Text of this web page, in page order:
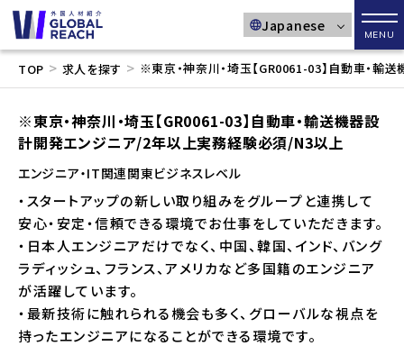
メ
TOP > 求人を探す > ※東京・神奈川・埼玉【GR0061-03】自動車・
※東京・神奈川・埼玉【GR0061-03】自動車・輸送機器設
計開発エンジニア/2年以上実務経験必須/N3以上
エンジニア・IT関連関東ビジネスレベル
・スタートアップの新しい取り組みをグループと連携して
安心・安定・信頼できる環境でお仕事をしていただきます。
・日本人エンジニアだけでなく、中国、韓国、インド、バング
ラディッシュ、フランス、アメリカなど多国籍のエンジニア
が活躍しています。
・最新技術に触れられる機会も多く、グローバルな視点を
持ったエンジニアになることができる環境です。